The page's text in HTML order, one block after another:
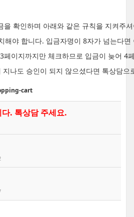
을 확인하며 아래와 같은 규칙을 지켜주
해야 합니다. 입금자명이 8자가 넘는다
페이지까지만 체크하므로 입금이 늦어 4
지나도 승인이 되지 않으셨다면 톡상담
cart
. 톡상담 주세요.